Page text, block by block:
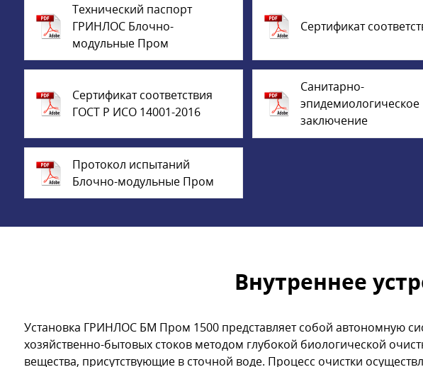
Технический паспорт
ГРИНЛОС Блочно-
модульные Пром
Сертификат
Сертификат соответствия
ГОСТ Р ИСО 14001-2016
Санитарно-
эпидемиологическое
заключение
Протокол испытаний
Блочно-модульные Пром
Внутреннее
Установка ГРИНЛОС БМ Пром 1500 представляет собой автономную
хозяйственно-бытовых стоков методом глубокой биологической
вещества, присутствующие в сточной воде. Процесс очистки